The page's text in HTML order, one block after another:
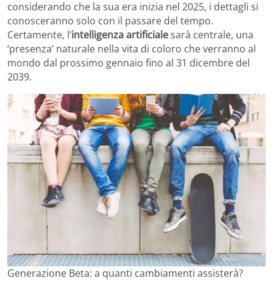
considerando che la sua era inizia nel 2025, i dettagli si
conosceranno solo con il passare del tempo.
Certamente, l’intelligenza artificialesarà centrale, una
‘presenza’ naturale nella vita di coloro che verranno al
mondo dal prossimo gennaio fino al 31 dicembre del
2039.
Generazione Beta: a quanti cambiamenti assisterà?